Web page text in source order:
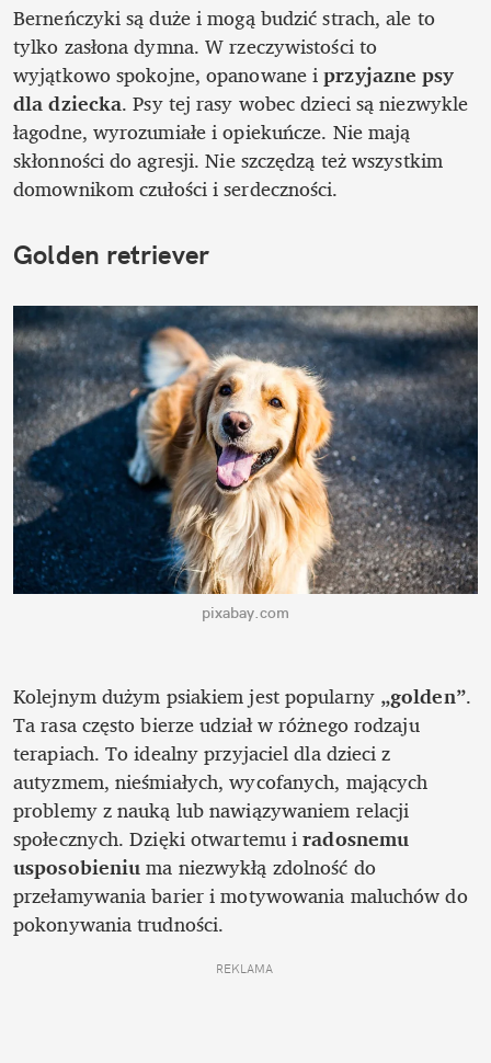
Berneńczyki są duże i mogą budzić strach, ale to
tylko zasłona dymna. W rzeczywistości to
wyjątkowo spokojne, opanowane i przyjazne psy
dla dziecka. Psy tej rasy wobec dzieci są niezwykle
łagodne, wyrozumiałe i opiekuńcze. Nie mają
skłonności do agresji. Nie szczędzą też wszystkim
domownikom czułości i serdeczności.
Golden retriever
pixabay.com
Kolejnym dużym psiakiem jest popularny „golden”.
Ta rasa często bierze udział w różnego rodzaju
terapiach. To idealny przyjaciel dla dzieci z
autyzmem, nieśmiałych, wycofanych, mających
problemy z nauką lub nawiązywaniem relacji
społecznych. Dzięki otwartemu i radosnemu
usposobieniu ma niezwykłą zdolność do
przełamywania barier i motywowania maluchów do
pokonywania trudności.
REKLAMA